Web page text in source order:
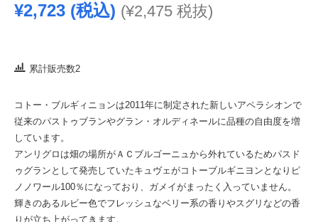
¥2,723 (税込) (¥2,475 税抜)
累計販売数2
コトー・ブルギィニョンは2011年に制定された新しいアペラシオンで
従来のパストゥブランやグラン・オルディネールに品種の自由度を増
しています。
アンリグロは畑の場所がＡＣブルゴーニュから外れているためパスド
ゥグランとして発売していたキュヴェがコトーブルギニヨンとなりピ
ノノワール100％になっており、ガメイがまったく入っていません。
輝きのあるルビー色でフレッシュなベリー系の香りやスグリなどの香
りが立ち上がってきます。